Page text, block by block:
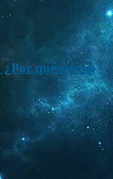
qué vienen